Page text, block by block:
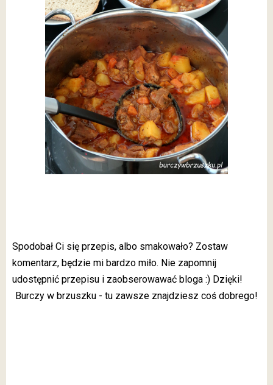
Spodobał Ci się przepis, albo smakowało? Zostaw
komentarz, będzie mi bardzo miło. Nie zapomnij
udostępnić przepisu i zaobserowawać bloga :) Dzięki!
Burczy w brzuszku - tu zawsze znajdziesz coś dobrego!